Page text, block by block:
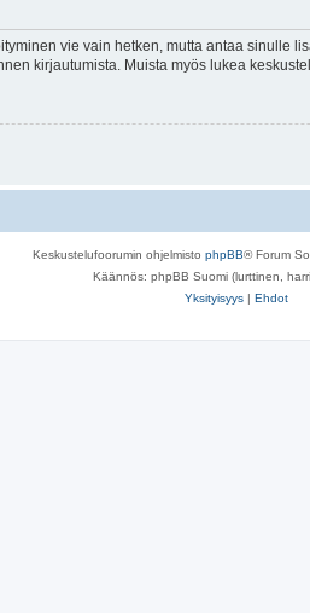
vie vain hetken, mutta antaa sinulle
kirjautumista. Muista myös lukea
Keskustelufoorumin ohjelmisto phpBB® Forum
Käännös: phpBB Suomi (lurttinen,
Yksityisyys | Ehdot